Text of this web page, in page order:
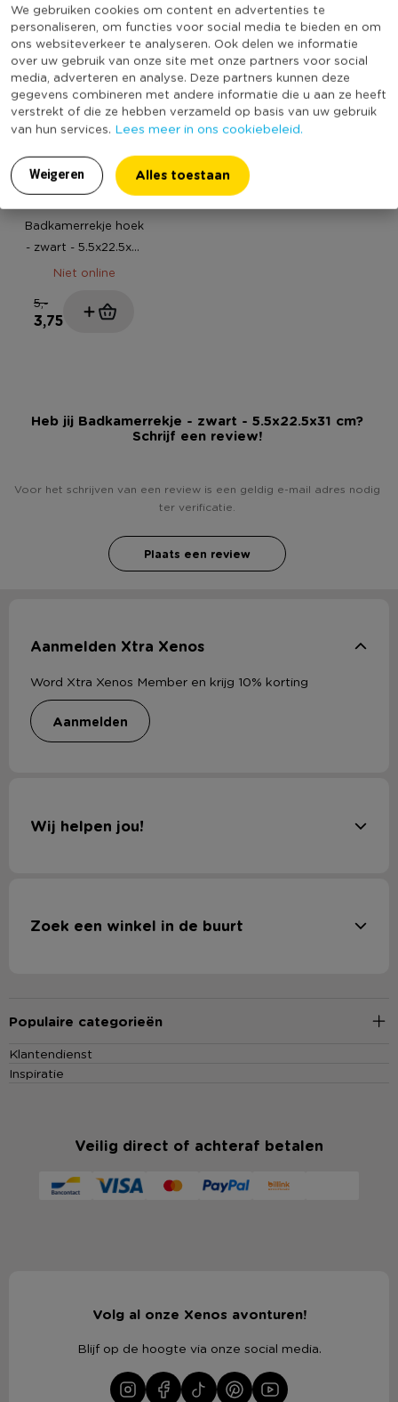
We gebruiken cookies om content en advertenties te
personaliseren, om functies voor social media te bieden en om
ons websiteverkeer te analyseren. Ook delen we informatie
over uw gebruik van onze site met onze partners voor social
media, adverteren en analyse. Deze partners kunnen deze
gegevens combineren met andere informatie die u aan ze heeft
verstrekt of die ze hebben verzameld op basis van uw gebruik
van hun services. Lees meer in ons cookiebeleid.
Weigeren Alles toestaan
MEER UIT DEZE SERIE
25% KORTING
Badkamerrekje hoek
- zwart - 5.5x22.5x31
cm
Niet online
5,-
3,75
Heb jij Badkamerrekje - zwart - 5.5x22.5x31 cm?
Schrijf een review!
Voor het schrijven van een review is een geldig e-mail adres nodig
ter verificatie.
Plaats een review
Aanmelden Xtra Xenos
Word Xtra Xenos Member en krijg 10% korting
aanmelden
Wij helpen jou!
Zoek een winkel in de buurt
Populaire categorieën
Klantendienst
Inspiratie
Veilig direct of achteraf betalen
Volg al onze Xenos avonturen!
Blijf op de hoogte via onze social media.